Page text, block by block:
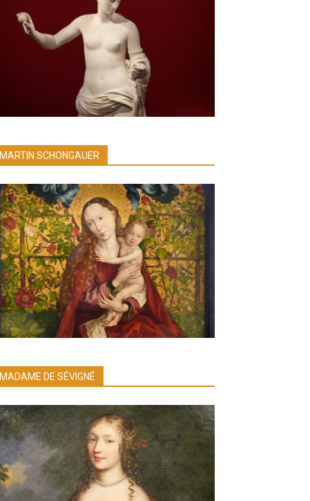
MARTIN SCHONGAUER
MADAME DE SÉVIGNÉ